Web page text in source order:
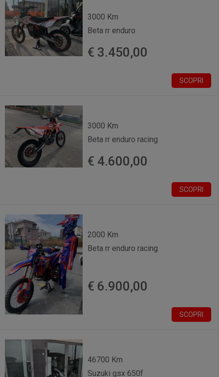
3000 Km
Beta rr enduro
€ 3.450,00
SCOPRI
3000 Km
Beta rr enduro racing
€ 4.600,00
SCOPRI
2000 Km
Beta rr enduro racing
€ 6.900,00
SCOPRI
46700 Km
Suzuki gsx 650f